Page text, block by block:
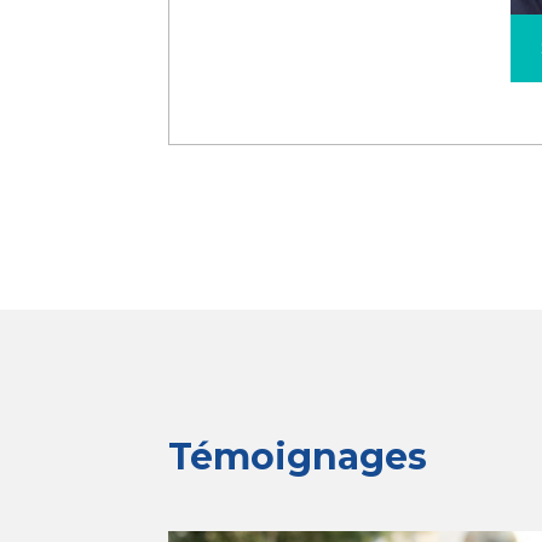
Témoignages